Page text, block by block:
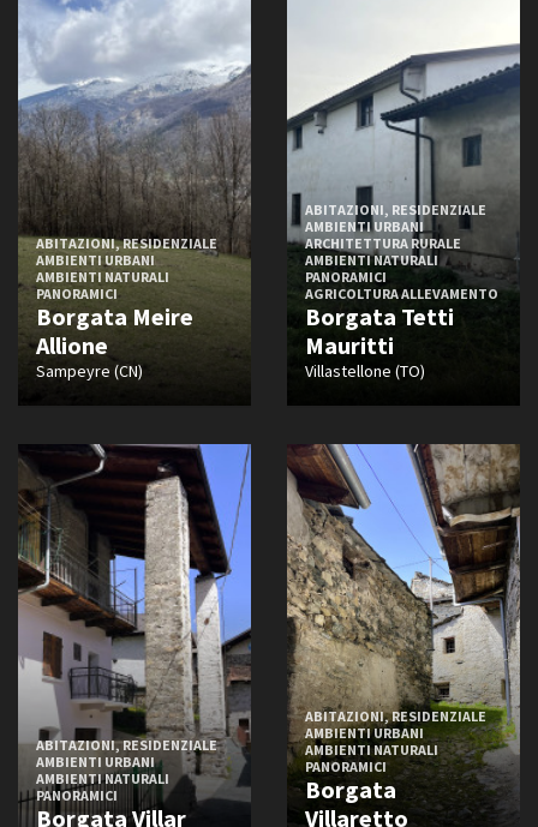
ABITAZIONI, RESIDENZIALE
AMBIENTI URBANI
AMBIENTI NATURALI
PANORAMICI
Borgata Meire
Allione
Sampeyre (CN)
ABITAZIONI, RESIDENZIALE
AMBIENTI URBANI
ARCHITETTURA RURALE
AMBIENTI NATURALI
PANORAMICI
AGRICOLTURA ALLEVAMENTO
Borgata Tetti
Mauritti
Villastellone (TO)
ABITAZIONI, RESIDENZIALE
AMBIENTI URBANI
AMBIENTI NATURALI
PANORAMICI
Borgata Villar
ABITAZIONI, RESIDENZIALE
AMBIENTI URBANI
AMBIENTI NATURALI
PANORAMICI
Borgata
Villaretto